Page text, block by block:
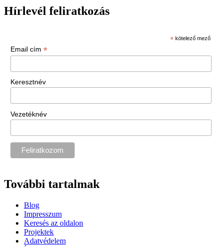
Hírlevél feliratkozás
* kötelező mező
Email cím *
Keresztnév
Vezetéknév
További tartalmak
Blog
Impresszum
Keresés az oldalon
Projektek
Adatvédelem